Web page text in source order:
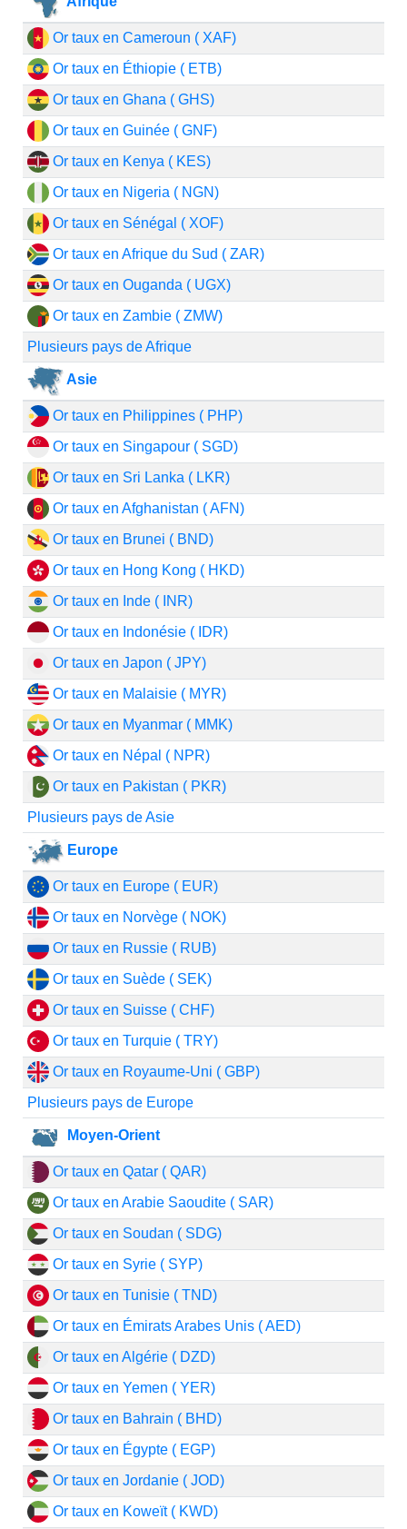
Or taux en Cameroun ( XAF)
Or taux en Éthiopie ( ETB)
Or taux en Ghana ( GHS)
Or taux en Guinée ( GNF)
Or taux en Kenya ( KES)
Or taux en Nigeria ( NGN)
Or taux en Sénégal ( XOF)
Or taux en Afrique du Sud ( ZAR)
Or taux en Ouganda ( UGX)
Or taux en Zambie ( ZMW)
Plusieurs pays de Afrique
Asie
Or taux en Philippines ( PHP)
Or taux en Singapour ( SGD)
Or taux en Sri Lanka ( LKR)
Or taux en Afghanistan ( AFN)
Or taux en Brunei ( BND)
Or taux en Hong Kong ( HKD)
Or taux en Inde ( INR)
Or taux en Indonésie ( IDR)
Or taux en Japon ( JPY)
Or taux en Malaisie ( MYR)
Or taux en Myanmar ( MMK)
Or taux en Népal ( NPR)
Or taux en Pakistan ( PKR)
Plusieurs pays de Asie
Europe
Or taux en Europe ( EUR)
Or taux en Norvège ( NOK)
Or taux en Russie ( RUB)
Or taux en Suède ( SEK)
Or taux en Suisse ( CHF)
Or taux en Turquie ( TRY)
Or taux en Royaume-Uni ( GBP)
Plusieurs pays de Europe
Moyen-Orient
Or taux en Qatar ( QAR)
Or taux en Arabie Saoudite ( SAR)
Or taux en Soudan ( SDG)
Or taux en Syrie ( SYP)
Or taux en Tunisie ( TND)
Or taux en Émirats Arabes Unis ( AED)
Or taux en Algérie ( DZD)
Or taux en Yemen ( YER)
Or taux en Bahrain ( BHD)
Or taux en Égypte ( EGP)
Or taux en Jordanie ( JOD)
Or taux en Koweït ( KWD)